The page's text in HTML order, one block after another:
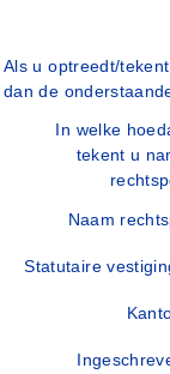
Als u optreedt/
dan de
In welke
tekent u
Naam
Statutaire